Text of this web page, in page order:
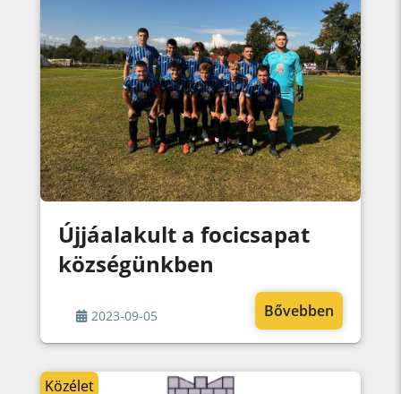
Újjáalakult a focicsapat
községünkben
2023-09-05 Bővebben
Közélet